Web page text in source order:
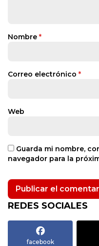
Nombre *
Correo electrónico *
Web
Guarda mi nombre,
navegador para la
REDES SOCIALES
facebook